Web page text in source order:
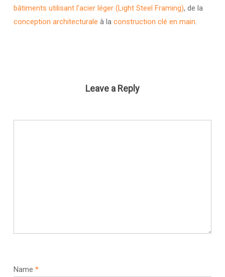
bâtiments utilisant l’acier léger (Light Steel Framing), de la
conception architecturale à la construction clé en main.
Leave a Reply
Name *